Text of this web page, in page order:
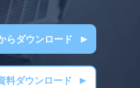
らダウンロード
料ダウンロード